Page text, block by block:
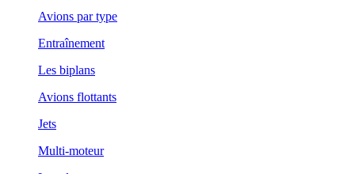
Avions par type
Entraînement
Les biplans
Avions flottants
Jets
Multi-moteur